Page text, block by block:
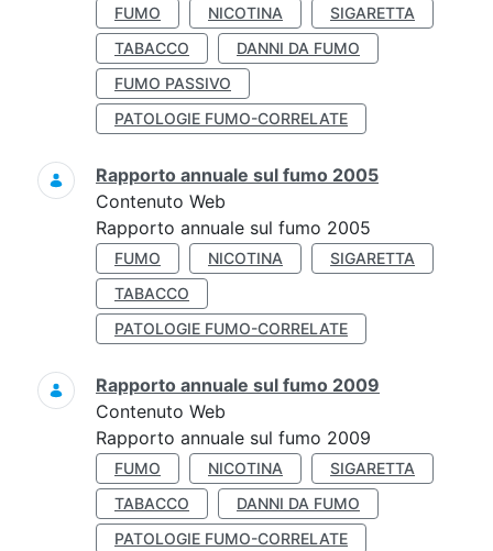
FUMO NICOTINA
SIGARETTA
TABACCO
DANNI DA FUMO
FUMO PASSIVO
PATOLOGIE FUMO-CORRELATE
Rapporto annuale sul fumo 2005
Contenuto Web
Rapporto annuale sul fumo 2005
FUMO NICOTINA
SIGARETTA
TABACCO
PATOLOGIE FUMO-CORRELATE
Rapporto annuale sul fumo 2009
Contenuto Web
Rapporto annuale sul fumo 2009
FUMO NICOTINA
SIGARETTA
TABACCO
DANNI DA FUMO
PATOLOGIE FUMO-CORRELATE